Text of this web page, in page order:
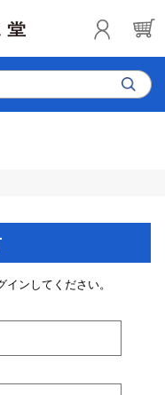
ンしてください。